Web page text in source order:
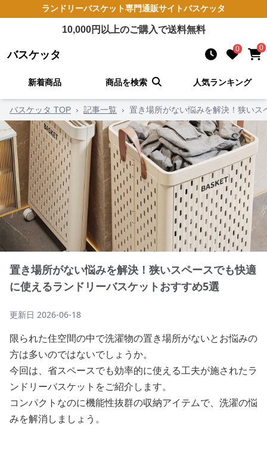
ランドリーバスケット専門通販サイトバスケッタ
10,000円以上のご購入で送料無料
バスケッタ 0 0
新着商品 商品を検索 人気ランキング
バスケッタ TOP › 記事一覧 › 置き場所がない悩みを解決！狭い
置き場所がない悩みを解決！狭いスペースでも快適
に使えるランドリーバスケットおすすめ5選
更新日 2026-06-18
限られた住空間の中で洗濯物の置き場所がないとお悩みの
方は多いのではないでしょうか。
今回は、省スペースでも効率的に使える工夫が施されたラ
ンドリーバスケットをご紹介します。
コンパクトなのに機能性抜群の収納アイテムで、洗濯の悩
みを解消しましょう。